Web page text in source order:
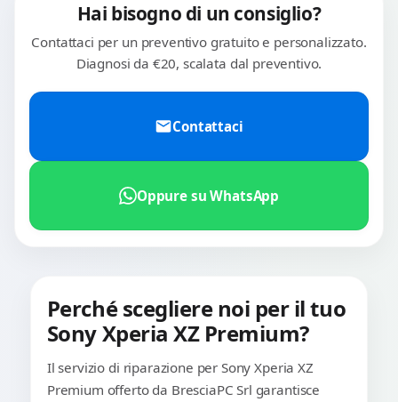
Hai bisogno di un consiglio?
Contattaci per un preventivo gratuito e personalizzato.
Diagnosi da €20, scalata dal preventivo.
Contattaci
Oppure su WhatsApp
Perché scegliere noi per il tuo
Sony Xperia XZ Premium?
Il servizio di riparazione per Sony Xperia XZ
Premium offerto da BresciaPC Srl garantisce